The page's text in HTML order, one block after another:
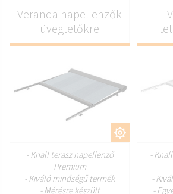
Veranda napellenzők
üvegtetőkre
- Knall terasz napellenző
Premium
- Kiváló minőségű termék
- Mérésre készült
-
-
-